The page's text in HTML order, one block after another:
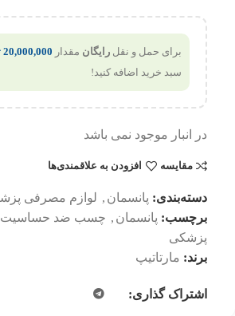
برای حمل و نقل رایگان مقدار 20,000,000
سبد خرید اضافه کنید!
در انبار موجود نمی باشد
مقایسه افزودن به علاقمندی‌ها
دسته‌بندی: پانسمان , لوازم مصرفی
برچسب: پانسمان , چسب ضد حساسیت
پزشکی
برند: مارتاتیپ
اشتراک گذاری: